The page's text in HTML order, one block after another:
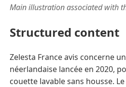
Main illustration associated with
Structured content
Zelesta France avis concerne
néerlandaise lancée en 2020,
couette lavable sans housse.